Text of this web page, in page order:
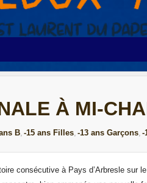
À MI-
B -15 ans Filles -13 ans Garçons -
consécutive à Pays d’Arbresle sur